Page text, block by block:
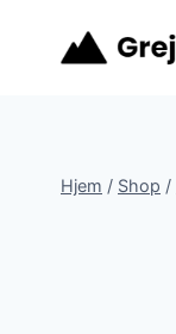
Hjem / Shop /